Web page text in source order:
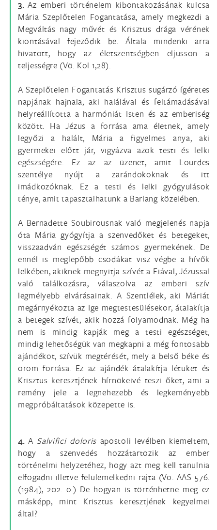
3.Az emberi történelem kibontakozásának kulcsa
Mária Szeplőtelen Fogantatása, amely megkezdi a
Megváltás nagy művét és Krisztus drága vérének
kiontásával fejeződik be. Általa mindenki arra
hivatott, hogy az életszentségben eljusson a
teljességre (Vö. Kol 1,28).
A Szeplőtelen Fogantatás Krisztus sugárzó ígéretes
napjának hajnala, aki halálával és feltámadásával
helyreállította a harmóniát Isten és az emberiség
között. Ha Jézus a forrása ama életnek, amely
legyőzi a halált, Mária a figyelmes anya, aki
gyermekei előtt jár, vigyázva azok testi és lelki
egészségére. Ez az az üzenet, amit Lourdes
szentélye nyújt a zarándokoknak és itt
imádkozóknak. Ez a testi és lelki gyógyulások
ténye, amit tapasztalhatunk a Barlang közelében.
A Bernadette Soubirousnak való megjelenés napja
óta Mária gyógyítja a szenvedőket és betegeket,
visszaadván egészségét számos gyermekének. De
ennél is meglepőbb csodákat visz végbe a hívők
lelkében, akiknek megnyitja szívét a Fiával, Jézussal
való találkozásra, válaszolva az emberi szív
legmélyebb elvárásainak. A Szentlélek, aki Máriát
megárnyékozta az Ige megtestesülésekor, átalakítja
a betegek szívét, akik hozzá folyamodnak. Még ha
nem is mindig kapják meg a testi egészséget,
mindig lehetőségük van megkapni a még fontosabb
ajándékot, szívük megtérését, mely a belső béke és
öröm forrása. Ez az ajándék átalakítja létüket és
Krisztus keresztjének hírnökeivé teszi őket, ami a
remény jele a legnehezebb és legkeményebb
megpróbáltatások közepette is.
4.A Salvifici doloris apostoli levélben kiemeltem,
hogy a szenvedés hozzátartozik az ember
történelmi helyzetéhez, hogy azt meg kell tanulnia
elfogadni illetve felülemelkedni rajta (Vö. AAS 576.
(1984), 202. o.) De hogyan is történhetne meg ez
másképp, mint Krisztus keresztjének kegyelmei
által?